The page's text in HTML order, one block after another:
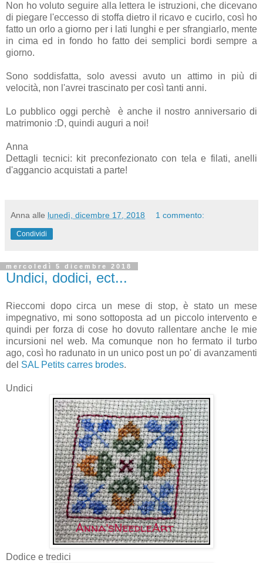
Non ho voluto seguire alla lettera le istruzioni, che dicevano
di piegare l'eccesso di stoffa dietro il ricavo e cucirlo, così ho
fatto un orlo a giorno per i lati lunghi e per sfrangiarlo, mente
in cima ed in fondo ho fatto dei semplici bordi sempre a
giorno.
Sono soddisfatta, solo avessi avuto un attimo in più di
velocità, non l'avrei trascinato per così tanti anni.
Lo pubblico oggi perchè è anche il nostro anniversario di
matrimonio :D, quindi auguri a noi!
Anna
Dettagli tecnici: kit preconfezionato con tela e filati, anelli
d'aggancio acquistati a parte!
Anna alle lunedì, dicembre 17, 2018 1 commento:
Condividi
mercoledì 5 dicembre 2018
Undici, dodici, ect...
Rieccomi dopo circa un mese di stop, è stato un mese
impegnativo, mi sono sottoposta ad un piccolo intervento e
quindi per forza di cose ho dovuto rallentare anche le mie
incursioni nel web. Ma comunque non ho fermato il turbo
ago, così ho radunato in un unico post un po' di avanzamenti
del SAL Petits carres brodes.
Undici
Dodice e tredici